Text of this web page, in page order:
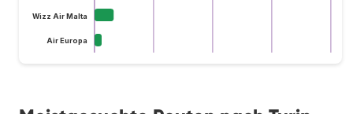
Wizz Air Malta
Air Europa